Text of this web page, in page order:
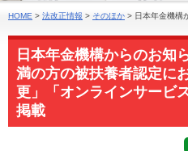
HOME > 法改正情報 > そのほか > 日本年金機構からのお知らせ 「19歳
日本年金機構からのお
満の方の被扶養者認定に
更」「オンラインサービ
掲載